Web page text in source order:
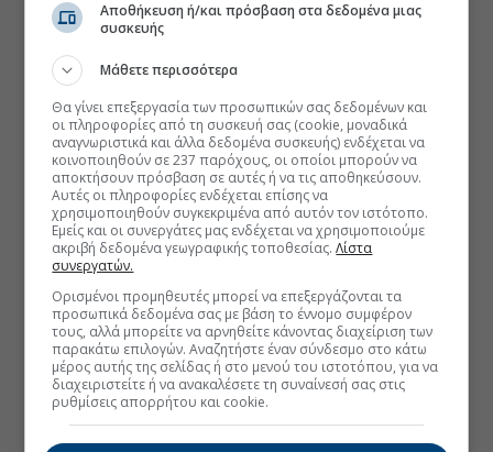
Αποθήκευση ή/και πρόσβαση στα δεδομένα μιας
συσκευής
Μάθετε περισσότερα
Θα γίνει επεξεργασία των προσωπικών σας δεδομένων και
οι πληροφορίες από τη συσκευή σας (cookie, μοναδικά
αναγνωριστικά και άλλα δεδομένα συσκευής) ενδέχεται να
κοινοποιηθούν σε 237 παρόχους, οι οποίοι μπορούν να
αποκτήσουν πρόσβαση σε αυτές ή να τις αποθηκεύσουν.
Αυτές οι πληροφορίες ενδέχεται επίσης να
χρησιμοποιηθούν συγκεκριμένα από αυτόν τον ιστότοπο.
Εμείς και οι συνεργάτες μας ενδέχεται να χρησιμοποιούμε
ακριβή δεδομένα γεωγραφικής τοποθεσίας.Λίστα
συνεργατών.
Ορισμένοι προμηθευτές μπορεί να επεξεργάζονται τα
προσωπικά δεδομένα σας με βάση το έννομο συμφέρον
τους, αλλά μπορείτε να αρνηθείτε κάνοντας διαχείριση των
παρακάτω επιλογών. Αναζητήστε έναν σύνδεσμο στο κάτω
μέρος αυτής της σελίδας ή στο μενού του ιστοτόπου, για να
διαχειριστείτε ή να ανακαλέσετε τη συναίνεσή σας στις
ρυθμίσεις απορρήτου και cookie.